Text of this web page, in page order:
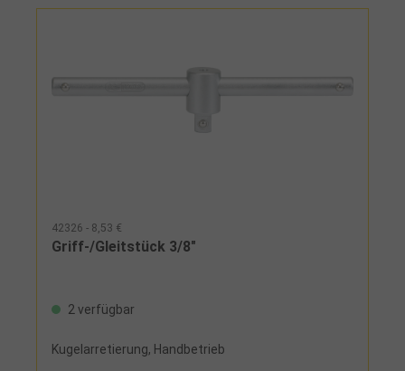
42326 - 8,53 €
Griff-/Gleitstück 3/8"
2 verfügbar
Kugelarretierung, Handbetrieb